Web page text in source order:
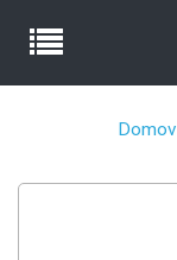
Domov